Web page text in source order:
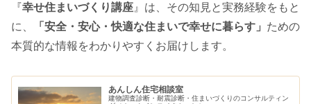
『幸せ住まいづくり講座 』は、その知見と実務経験をもと
に、
「安全・安心・快適な住まいで幸せに暮らす」 ための
本質的な情報をわかりやすくお届けします。
あんしん住宅相談室
建物調査診断・耐震診断・住まいづくりのコンサルティン